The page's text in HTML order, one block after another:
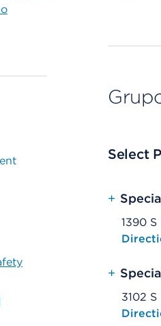
Select
+
1390 S
Opens
+
3102
Opens